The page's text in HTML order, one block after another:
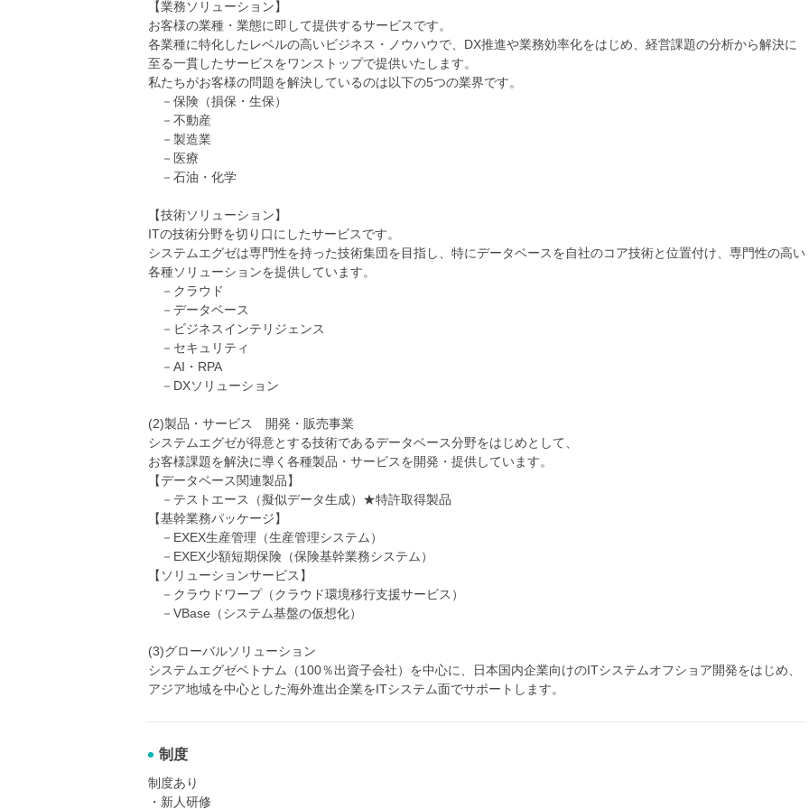
【業務ソリューション】
お客様の業種・業態に即して提供するサービスです。
各業種に特化したレベルの高いビジネス・ノウハウで、DX推進や業務効率化をはじめ、経営課題の分析から解決に
至る一貫したサービスをワンストップで提供いたします。
私たちがお客様の問題を解決しているのは以下の5つの業界です。
－保険（損保・生保）
－不動産
－製造業
－医療
－石油・化学
【技術ソリューション】
ITの技術分野を切り口にしたサービスです。
システムエグゼは専門性を持った技術集団を目指し、特にデータベースを自社のコア技術と位置付け、専門性の高い
各種ソリューションを提供しています。
－クラウド
－データベース
－ビジネスインテリジェンス
－セキュリティ
－AI・RPA
－DXソリューション
(2)製品・サービス 開発・販売事業
システムエグゼが得意とする技術であるデータベース分野をはじめとして、
お客様課題を解決に導く各種製品・サービスを開発・提供しています。
【データベース関連製品】
－テストエース（擬似データ生成）★特許取得製品
【基幹業務パッケージ】
－EXEX生産管理（生産管理システム）
－EXEX少額短期保険（保険基幹業務システム）
【ソリューションサービス】
－クラウドワープ（クラウド環境移行支援サービス）
－VBase（システム基盤の仮想化）
(3)グローバルソリューション
システムエグゼベトナム（100％出資子会社）を中心に、日本国内企業向けのITシステムオフショア開発をはじめ、
アジア地域を中心とした海外進出企業をITシステム面でサポートします。
制度
制度あり
・新人研修